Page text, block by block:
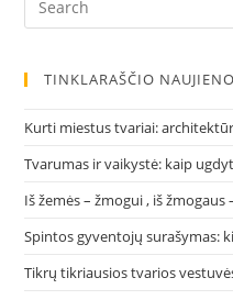
TINKLARAŠČIO
Kurti miestus tvariai:
Tvarumas ir vaikystė: kaip
Iš žemės – žmogui , iš
Spintos gyventojų surašymas:
Tikrų tikriausios tvarios